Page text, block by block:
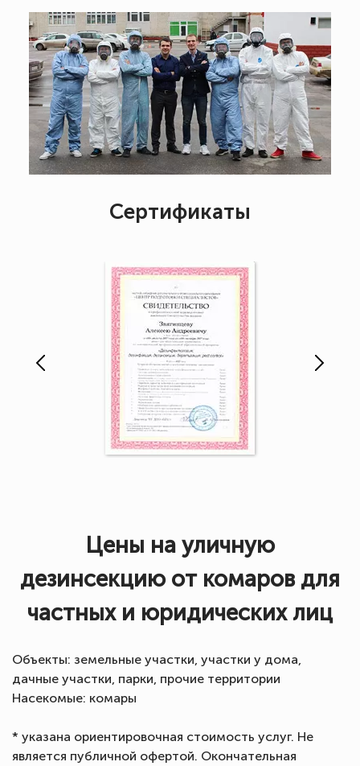
Сертификаты
Цены на уличную
дезинсекцию от комаров для
частных и юридических лиц
Объекты: земельные участки, участки у дома,
дачные участки, парки, прочие территории
Насекомые: комары
* указана ориентировочная стоимость услуг. Не
является публичной офертой. Окончательная